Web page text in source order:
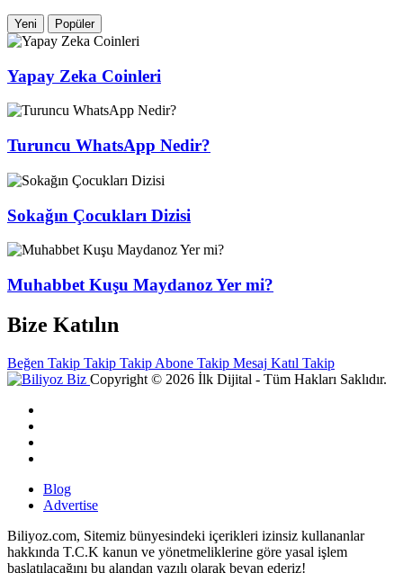
Yeni Popüler
Yapay Zeka Coinleri
Turuncu WhatsApp Nedir?
Sokağın Çocukları Dizisi
Muhabbet Kuşu Maydanoz Yer mi?
Bize Katılın
Beğen Takip Takip Takip Abone Takip Mesaj Katıl Takip
Copyright © 2026 İlk Dijital - Tüm Hakları Saklıdır.
Blog
Advertise
Biliyoz.com, Sitemiz bünyesindeki içerikleri izinsiz kullananlar
hakkında T.C.K kanun ve yönetmeliklerine göre yasal işlem
başlatılacağını bu alandan yazılı olarak beyan ederiz!